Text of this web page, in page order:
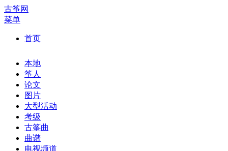
古筝网
菜单
首页
本地
筝人
论文
图片
大型活动
考级
古筝曲
曲谱
电视频道